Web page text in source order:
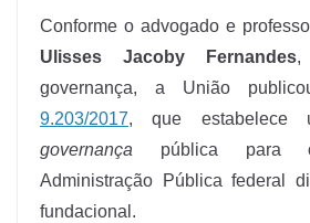
Conforme o advogado e
Ulisses Jacoby Fernandes,
governança, a União
9.203/2017, que estabelece
governança pública para
Administração Pública federal
fundacional.